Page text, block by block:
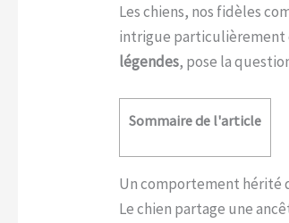
Les chiens, nos fidèles
intrigue particulièrement
légendes, pose la
Sommaire de l'article
Un comportement hérité
Le chien partage une